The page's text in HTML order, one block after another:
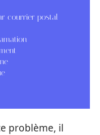
courrier postal
problème, il